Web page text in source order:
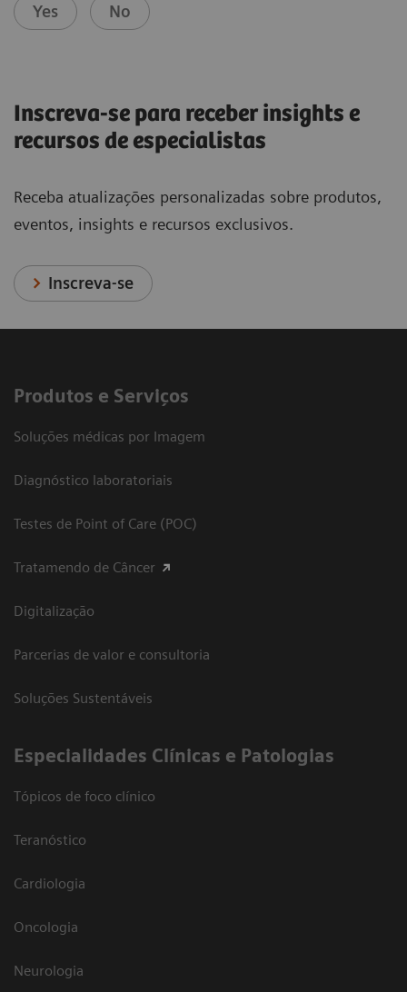
Yes No
Inscreva-se para receber insights e
recursos de especialistas
Receba atualizações personalizadas sobre produtos,
eventos, insights e recursos exclusivos.
Inscreva-se
Produtos e Serviços
Soluções médicas por Imagem
Diagnóstico laboratoriais
Testes de Point of Care (POC)
Tratamendo de Câncer
Digitalização
Parcerias de valor e consultoria
Soluções Sustentáveis
​Especialidades Clínicas e Patologias
Tópicos de foco clínico
Teranóstico
Cardiologia
Oncologia
Neurologia